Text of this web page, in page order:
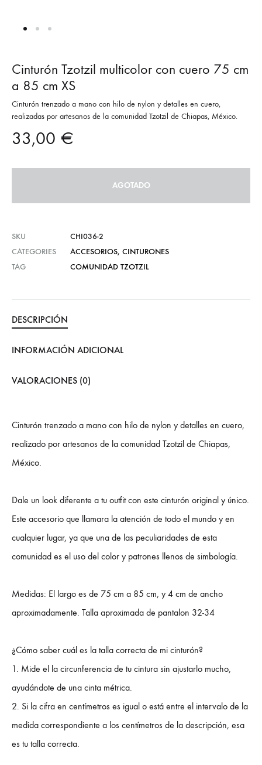
Cinturón Tzotzil multicolor con cuero 75 cm
a 85 cm XS
Cinturón trenzado a mano con hilo de nylon y detalles en cuero,
realizadas por artesanos de la comunidad Tzotzil de Chiapas, México.
33,00 €
AGOTADO
SKU
CHI036-2
CATEGORIES
ACCESORIOS, CINTURONES
TAG
COMUNIDAD TZOTZIL
DESCRIPCIÓN
INFORMACIÓN ADICIONAL
VALORACIONES (0)
Cinturón trenzado a mano con hilo de nylon y detalles en cuero,
realizado por artesanos de la comunidad Tzotzil de Chiapas,
México.
Dale un look diferente a tu outfit con este cinturón original y único.
Este accesorio que llamara la atención de todo el mundo y en
cualquier lugar, ya que una de las peculiaridades de esta
comunidad es el uso del color y patrones llenos de simbología.
Medidas: El largo es de 75 cm a 85 cm, y 4 cm de ancho
aproximadamente. Talla aproximada de pantalon 32-34
¿Cómo saber cuál es la talla correcta de mi cinturón?
1. Mide el la circunferencia de tu cintura sin ajustarlo mucho,
ayudándote de una cinta métrica.
2. Si la cifra en centímetros es igual o está entre el intervalo de la
medida correspondiente a los centímetros de la descripción, esa
es tu talla correcta.